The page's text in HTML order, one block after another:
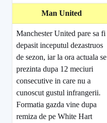
Man United
Manchester United pare sa fi
depasit inceputul dezastruos
de sezon, iar la ora actuala se
prezinta dupa 12 meciuri
consecutive in care nu a
cunoscut gustul infrangerii.
Formatia gazda vine dupa
remiza de pe White Hart